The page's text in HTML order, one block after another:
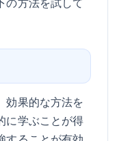
効果的な方法を
に学ぶことが得